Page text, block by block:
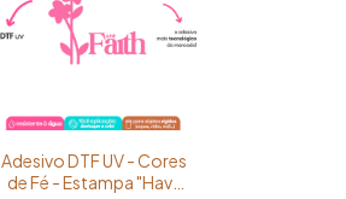
Adesivo DTF UV - Cores
de Fé - Estampa "Have